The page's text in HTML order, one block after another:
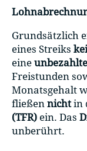
Grundsätzlich
eines Streiks
eine
Freistunden
Monatsgehalt
fließen nichtin
(TFR) ein. Das
unberührt.